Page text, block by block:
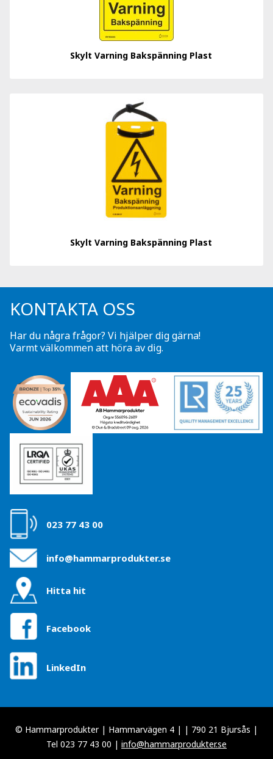
Skylt Varning Bakspänning Plast
Skylt Varning Bakspänning Plast
KONTAKTA OSS
Har du några frågor? Vi hjälper dig gärna!
Varmt välkommen att höra av dig.
023 77 43 00
info@hammarprodukter.se
Hitta hit
Facebook
LinkedIn
© Hammarprodukter | Hammarvägen 4 | | 790 21 Bjursås |
Tel 023 77 43 00 | info@hammarprodukter.se